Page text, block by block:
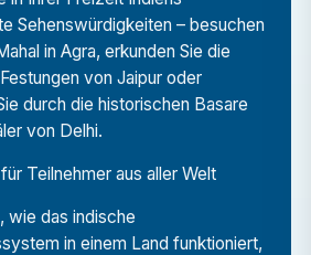
Ihren Lebenslauf um wertvolle
und beweist
und interkulturelles Lernen.
jenseits des Krankenhauses
Ihrer Freizeit die Wunder Indiens
Monumenten Delhis (wie
dem Qutub Minar) über die
Jaipurs bis hin zu
Sehenswürdigkeiten – besuchen
in Agra, erkunden Sie die
von Jaipur oder
durch die historischen Basare
von Delhi.
Teilnehmer aus aller Welt
wie das indische
in einem Land funktioniert,